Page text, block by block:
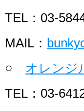
TEL：03-
MAIL：
○ オレンジ
TEL：03-